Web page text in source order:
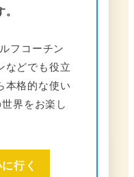
フコーチン
などでも役立
本格的な使い
界をお楽し
行く